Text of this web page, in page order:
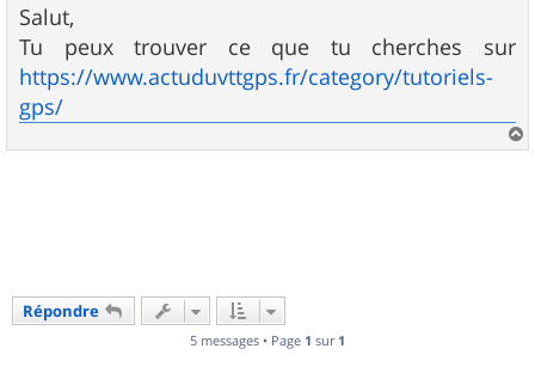
s
s
a
g
e
Salut,
Tu peux trouver ce que tu cherches sur
https://www.actuduvttgps.fr/category/tutoriels-
gps/
a
Répondre
5 messages • Page 1 sur 1